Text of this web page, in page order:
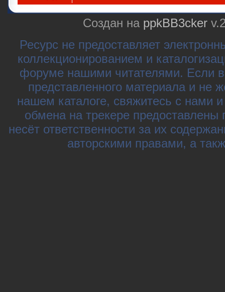
Создан на ppkBB3cker
Ресурс не предоставляет
коллекционированием и
форуме нашими читателями. Если
представленного материала и не
нашем каталоге, свяжитесь с нами
обмена на трекере
несёт ответственности за их
авторскими правами, а